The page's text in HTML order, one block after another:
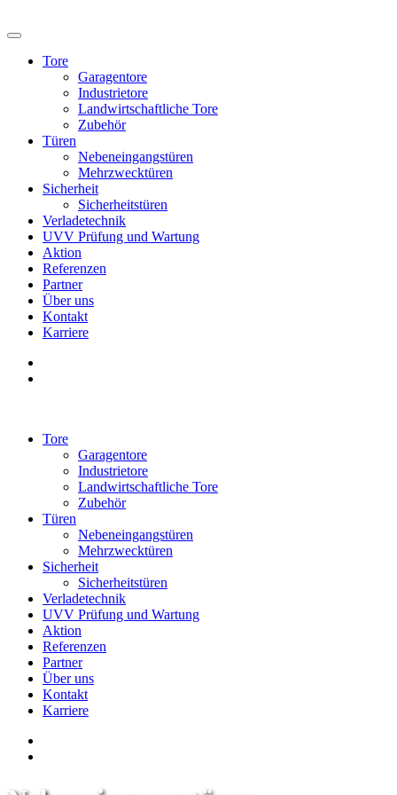
Tore
Garagentore
Industrietore
Landwirtschaftliche Tore
Zubehör
Türen
Nebeneingangstüren
Mehrzwecktüren
Sicherheit
Sicherheitstüren
Verladetechnik
UVV Prüfung und Wartung
Aktion
Referenzen
Partner
Über uns
Kontakt
Karriere
Tore
Garagentore
Industrietore
Landwirtschaftliche Tore
Zubehör
Türen
Nebeneingangstüren
Mehrzwecktüren
Sicherheit
Sicherheitstüren
Verladetechnik
UVV Prüfung und Wartung
Aktion
Referenzen
Partner
Über uns
Kontakt
Karriere